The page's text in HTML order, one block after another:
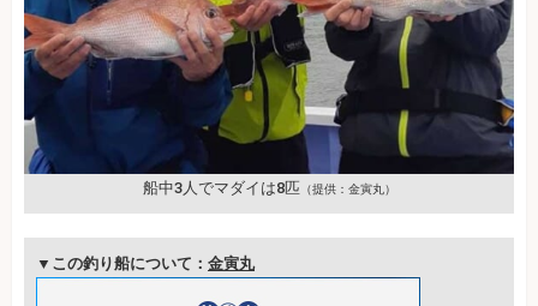
船中3人でマダイは8匹 （提供：金寅丸）
▼この釣り船について： 金寅丸